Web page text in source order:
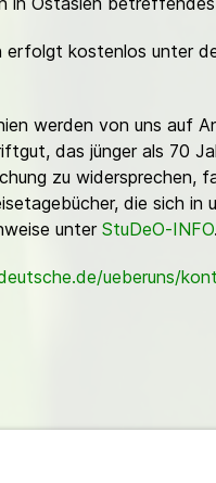
kostenlos unter
werden von uns auf
das jünger als 70
zu widersprechen,
die sich
unterStuDeO-INFO.
ueberuns/